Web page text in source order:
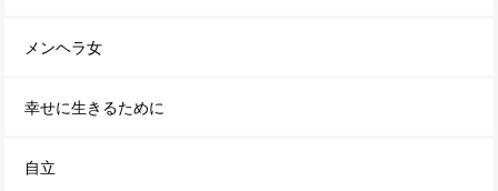
メンヘラ女
幸せに生きるために
自立